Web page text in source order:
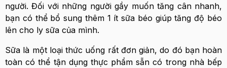
người. Đối với những người gầy muốn tăng cân nhanh,
bạn có thể bổ sung thêm 1 ít sữa béo giúp tăng độ béo
lên cho ly sữa của mình.
Sữa là một loại thức uống rất đơn giản, do đó bạn hoàn
toàn có thể tận dụng thực phẩm sẵn có trong nhà bếp